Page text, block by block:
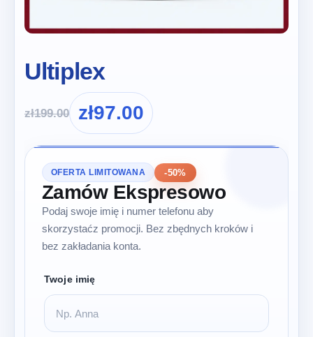
Ultiplex
zł199.00 zł97.00
OFERTA LIMITOWANA -50%
Zamów Ekspresowo
Podaj swoje imię i numer telefonu aby
skorzystaćz promocji. Bez zbędnych kroków i
bez zakładania konta.
Twoje imię